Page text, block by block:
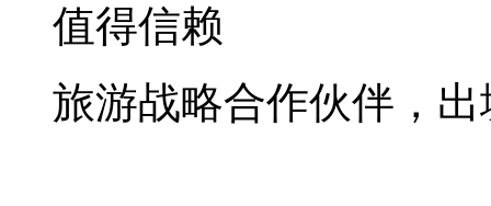
值得信赖
旅游战略合作伙伴，